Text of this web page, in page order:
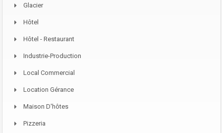
Glacier
Hôtel
Hôtel - Restaurant
Industrie-Production
Local Commercial
Location Gérance
Maison D'hôtes
Pizzeria